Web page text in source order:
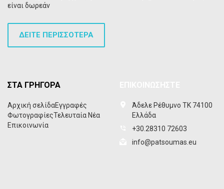
είναι δωρεάν
ΔΕΙΤΕ ΠΕΡΙΣΣΟΤΕΡΑ
ΣΤΑ ΓΡΗΓΟΡΑ
Αρχική σελίδαΕγγραφές
ΦωτογραφίεςΤελευταία Νέα
Επικοινωνία
Άδελε Ρέθυμνο ΤΚ 74100
Ελλάδα
+30.28310 72603
info@patsoumas.eu